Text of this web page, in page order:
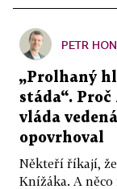
PETR
„Prolhaný
stáda“.
vláda
opovrhoval
Někteří říkají,
Knížáka. A